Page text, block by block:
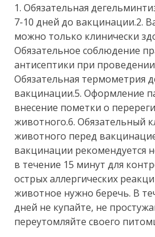
1. Обязательная
7-10 дней до вакцинации.2.
можно только клинически
Обязательное соблюдение
антисептики при
Обязательная термометрия
вакцинации.5. Оформление
внесение пометки о
животного.6. Обязательный
животного перед
вакцинации рекомендуется
в течение 15 минут для
острых аллергических
животное нужно беречь. В
дней не купайте, не
переутомляйте своего